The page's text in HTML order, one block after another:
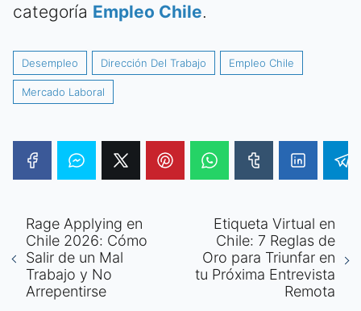
categoría Empleo Chile.
Desempleo Dirección Del Trabajo Empleo Chile
Mercado Laboral
Rage Applying en
Chile 2026: Cómo
Salir de un Mal
Trabajo y No
Arrepentirse
Etiqueta Virtual en
Chile: 7 Reglas de
Oro para Triunfar en
tu Próxima Entrevista
Remota